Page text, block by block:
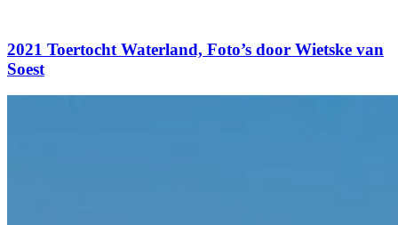
2021 Toertocht Waterland, Foto’s door Wietske van
Soest